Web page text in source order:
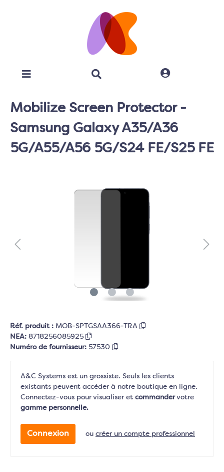
Mobilize Screen Protector -
Samsung Galaxy A35/A36
5G/A55/A56 5G/S24 FE/S25 FE
Réf. produit : MOB-SPTGSAA366-TRA
NEA: 8718256085925
Numéro de fournisseur: 57530
A&C Systems est un grossiste. Seuls les clients
existants peuvent accéder à notre boutique en ligne.
Connectez-vous pour visualiser et commandervotre
gamme personnelle.
Connexion ou créer un compte professionnel